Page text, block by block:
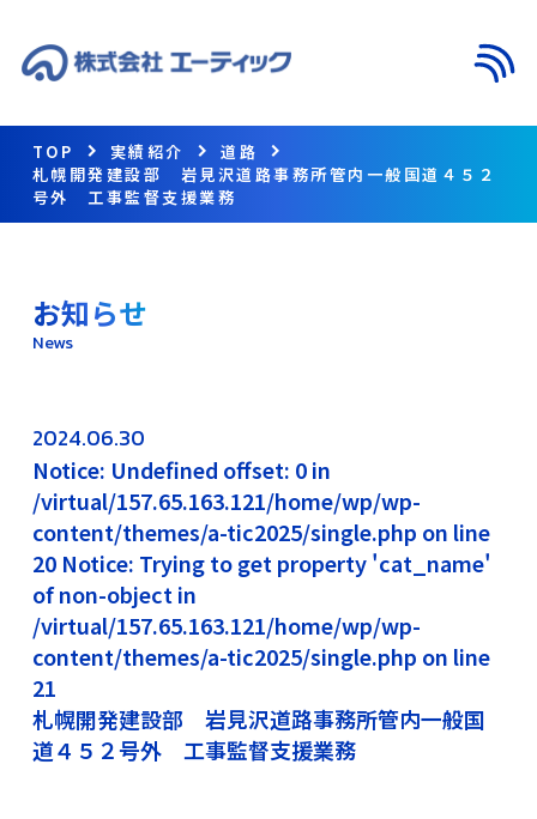
TOP 実績紹介
道路
札幌開発建設部 岩見沢道路事務所管内一般国道４５２
号外 工事監督支援業務
お知らせ
News
2024.06.30
Notice: Undefined offset: 0 in
/virtual/157.65.163.121/home/wp/wp-
content/themes/a-tic2025/single.php on line
20 Notice: Trying to get property 'cat_name'
of non-object in
/virtual/157.65.163.121/home/wp/wp-
content/themes/a-tic2025/single.php on line
21
札幌開発建設部 岩見沢道路事務所管内一般国
道４５２号外 工事監督支援業務